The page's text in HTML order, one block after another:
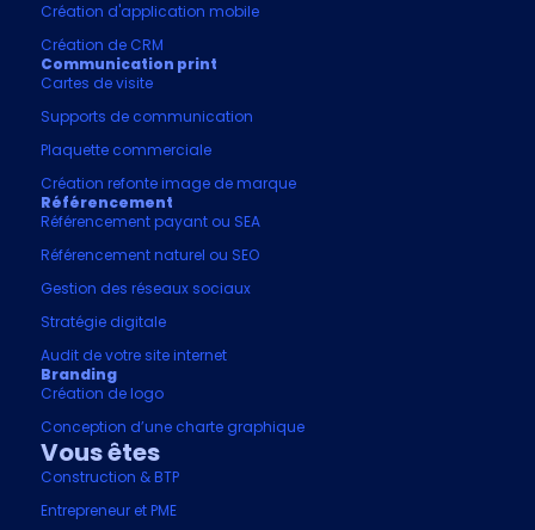
Création d'application mobile
Création de CRM
Communication print
Cartes de visite
Supports de communication
Plaquette commerciale
Création refonte image de marque
Référencement
Référencement payant ou SEA
Référencement naturel ou SEO
Gestion des réseaux sociaux
Stratégie digitale
Audit de votre site internet
Branding
Création de logo
Conception d’une charte graphique
Vous êtes
Construction & BTP
Entrepreneur et PME